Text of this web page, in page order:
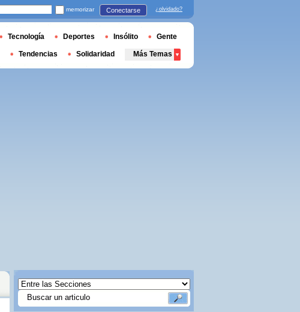
memorizar Conectarse ¿olvidado?
Tecnología Deportes Insólito Gente
Tendencias Solidaridad Más Temas